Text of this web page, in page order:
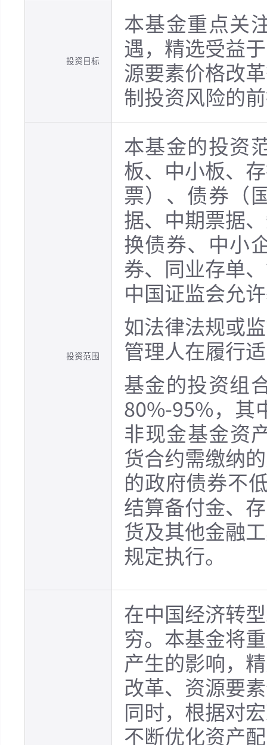
投资目标
本基金重点关
遇，精选受益
源要素价格改
制投资风险的
投资范围
本基金的投资
板、中小板、
票）、债券（
据、中期票据
换债券、中小
券、同业存单
中国证监会允
如法律法规或
管理人在履行
基金的投资组
80%-95%，其
非现金基金资
货合约需缴纳
的政府债券不
结算备付金、
货及其他金融
规定执行。
在中国经济转
穷。本基金将
产生的影响，
改革、资源要
同时，根据对
不断优化资产